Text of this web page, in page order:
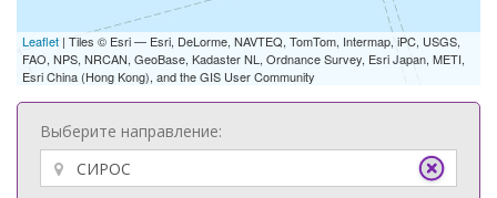
Leaflet | Tiles © Esri — Esri, DeLorme, NAVTEQ, TomTom, Intermap, iPC, USGS,
FAO, NPS, NRCAN, GeoBase, Kadaster NL, Ordnance Survey, Esri Japan, METI,
Esri China (Hong Kong), and the GIS User Community
Выберите направление: